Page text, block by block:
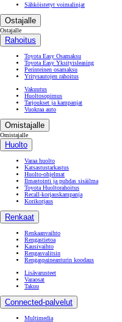
Sähköistetyt voimalinjat
Ostajalle
Ostajalle
Rahoitus
Toyota Easy Osamaksu
Toyota Easy Yksityisleasing
Perinteinen osamaksu
Yritysautojen rahoitus
Vakuutus
Huoltosopimus
Tarjoukset ja kampanjat
Vuokraa auto
Omistajalle
Omistajalle
Huolto
Varaa huolto
Katsastustarkastus
Huolto-ohjelmat
Ilmastointi ja puhdas sisäilma
Toyota Huoltorahoitus
Recall-korjauskampanja
Korikorjaus
Renkaat
Renkaanvaihto
Rengastietoa
Kausivaihto
Rengasvalitsin
Rengaspaineanturin koodaus
Lisävarusteet
Varaosat
Takuu
Connected-palvelut
Multimedia